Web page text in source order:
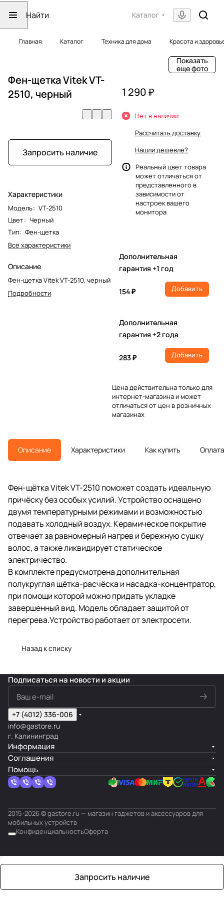
Каталог
Главная Каталог Техника для дома Красота и
Показать
еще фото
Фен-щетка Vitek VT-
2510, черный
Запросить наличие
Характеристики
Модель: VT-2510
Цвет: Черный
Тип: Фен-щетка
Все характеристики
Описание
Фен-щетка Vitek VT-2510, черный
Подробности
1 290 ₽
Нет в наличии
Рассчитать доставку
Нашли дешевле?
Реальный цвет товара
может отличаться от
представленного в
зависимости от
настроек вашего
монитора
Дополнительная
гарантия +1 год
154 ₽ Добавить
Дополнительная
гарантия +2 года
283 ₽ Добавить
Цена действительна только для
интернет-магазина и может
отличаться от цен в розничных
магазинах
Описание Характеристики Как купить Оплата
Фен-щётка Vitek VT-2510 поможет создать идеальную
причёску без особых усилий. Устройство оснащено
двумя температурными режимами и возможностью
подавать холодный воздух. Керамическое покрытие
отвечает за равномерный нагрев и бережную сушку
волос, а также ликвидирует статическое
электричество.
В комплекте предусмотрена дополнительная
полукруглая щётка-расчёска и насадка-концентратор,
при помощи которой можно придать укладке
завершенный вид. Модель обладает защитой от
перегрева.Устройство работает от электросети.
Назад к списку
Запросить наличие
Подписаться на новости и акции
+7 (4012) 336-006
info@gastore.ru
г. Калининград
Информация
Соглашения
Помощь
2015-2026 © gastore.ru — магазин гаджетов и аксессуаров для
мобильных устройств
КонфиденциальностьОферта